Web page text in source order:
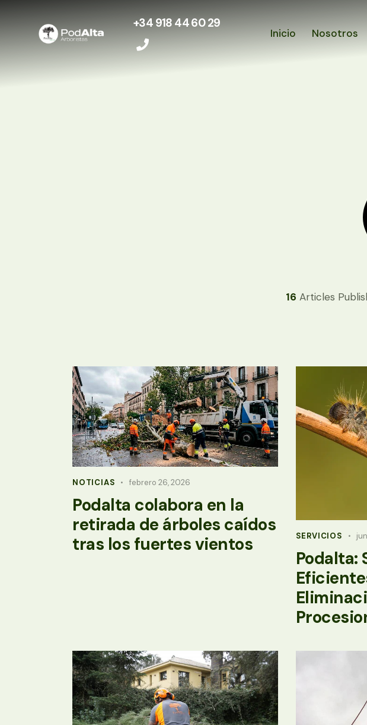
+34 918 44 60 29
Inicio Nosotros
16 Articles
NOTICIAS febrero 26, 2026
Podalta colabora en la
retirada de árboles caídos
tras los fuertes vientos
SERVICIOS
Podalta: